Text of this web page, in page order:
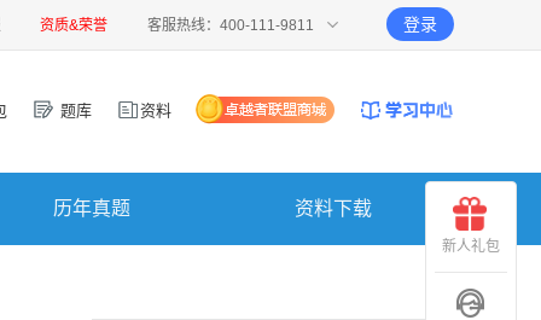
资质&荣誉 客服热线：400-111-9811 登录
题库 资料
历年真题 资料下载
新人礼包